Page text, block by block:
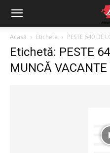
Acasă Etichete PESTE 640 DE
Etichetă: PESTE
MUNCĂ VACANTE